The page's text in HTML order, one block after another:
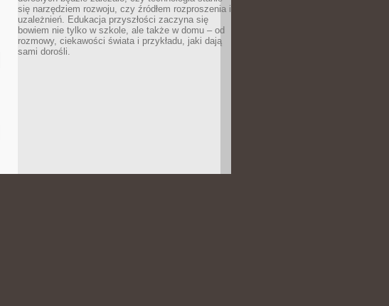
się narzędziem rozwoju, czy źródłem rozproszenia i
uzależnień. Edukacja przyszłości zaczyna się
bowiem nie tylko w szkole, ale także w domu – od
rozmowy, ciekawości świata i przykładu, jaki dają
sami dorośli.